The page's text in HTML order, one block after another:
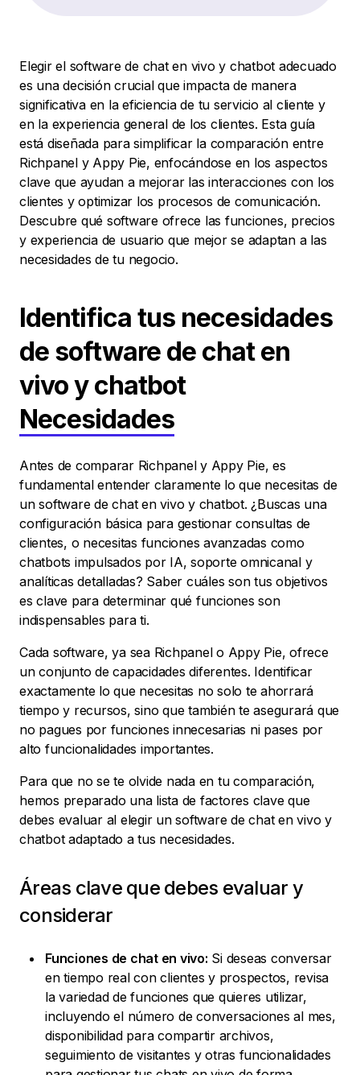
Elegir el software de chat en vivo y chatbot adecuado
es una decisión crucial que impacta de manera
significativa en la eficiencia de tu servicio al cliente y
en la experiencia general de los clientes. Esta guía
está diseñada para simplificar la comparación entre
Richpanel y Appy Pie, enfocándose en los aspectos
clave que ayudan a mejorar las interacciones con los
clientes y optimizar los procesos de comunicación.
Descubre qué software ofrece las funciones, precios
y experiencia de usuario que mejor se adaptan a las
necesidades de tu negocio.
Identifica tus necesidades
de software de chat en
vivo y chatbot
Necesidades
Antes de comparar Richpanel y Appy Pie, es
fundamental entender claramente lo que necesitas de
un software de chat en vivo y chatbot. ¿Buscas una
configuración básica para gestionar consultas de
clientes, o necesitas funciones avanzadas como
chatbots impulsados por IA, soporte omnicanal y
analíticas detalladas? Saber cuáles son tus objetivos
es clave para determinar qué funciones son
indispensables para ti.
Cada software, ya sea Richpanel o Appy Pie, ofrece
un conjunto de capacidades diferentes. Identificar
exactamente lo que necesitas no solo te ahorrará
tiempo y recursos, sino que también te asegurará que
no pagues por funciones innecesarias ni pases por
alto funcionalidades importantes.
Para que no se te olvide nada en tu comparación,
hemos preparado una lista de factores clave que
debes evaluar al elegir un software de chat en vivo y
chatbot adaptado a tus necesidades.
Áreas clave que debes evaluar y
considerar
Funciones de chat en vivo: Si deseas conversar
en tiempo real con clientes y prospectos, revisa
la variedad de funciones que quieres utilizar,
incluyendo el número de conversaciones al mes,
disponibilidad para compartir archivos,
seguimiento de visitantes y otras funcionalidades